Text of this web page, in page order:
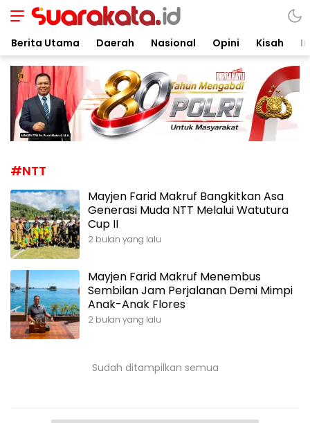
Suarakata.id
Kata Bicara Suara Bergerak
Berita Utama Daerah Nasional Opini Kisah
#NTT
Mayjen Farid Makruf Bangkitkan Asa
Generasi Muda NTT Melalui Watutura
Cup II
2 bulan yang lalu
Mayjen Farid Makruf Menembus
Sembilan Jam Perjalanan Demi Mimpi
Anak-Anak Flores
2 bulan yang lalu
Sudah ditampilkan semua